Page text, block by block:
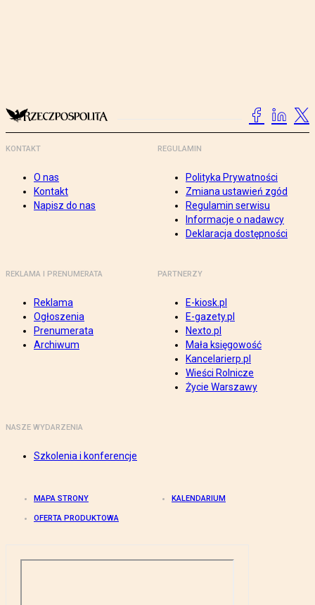
KONTAKT
O nas
Kontakt
Napisz do nas
REGULAMIN
Polityka Prywatności
Zmiana ustawień zgód
Regulamin serwisu
Informacje o nadawcy
Deklaracja dostępności
REKLAMA I PRENUMERATA
Reklama
Ogłoszenia
Prenumerata
Archiwum
PARTNERZY
E-kiosk.pl
E-gazety.pl
Nexto.pl
Mała księgowość
Kancelarierp.pl
Wieści Rolnicze
Życie Warszawy
NASZE WYDARZENIA
Szkolenia i konferencje
MAPA STRONY KALENDARIUM
OFERTA PRODUKTOWA